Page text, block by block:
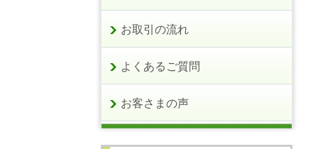
お取引の流れ
よくあるご質問
お客さまの声